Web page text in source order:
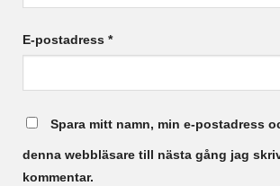
E-postadress *
Spara mitt namn, min e-postadress
denna webbläsare till nästa gång jag
kommentar.